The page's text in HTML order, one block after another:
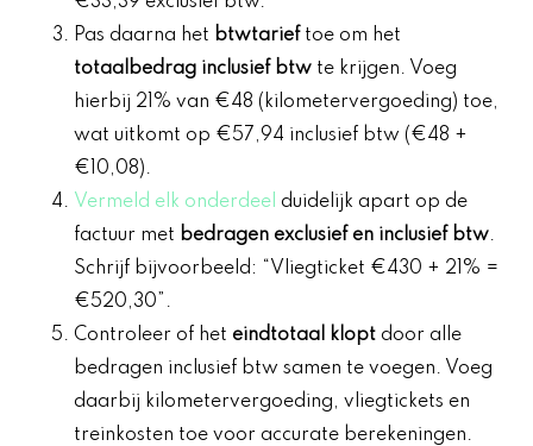
Pas daarna het btwtarieftoe om het
totaalbedrag inclusief btw te krijgen. Voeg
hierbij 21% van €48 (kilometervergoeding) toe,
wat uitkomt op €57,94 inclusief btw (€48 +
€10,08).
Vermeld elk onderdeel duidelijk apart op de
factuur met bedragen exclusief en inclusief btw.
Schrijf bijvoorbeeld: “Vliegticket €430 + 21% =
€520,30”.
Controleer of het eindtotaal klopt door alle
bedragen inclusief btw samen te voegen. Voeg
daarbij kilometervergoeding, vliegtickets en
treinkosten toe voor accurate berekeningen.​